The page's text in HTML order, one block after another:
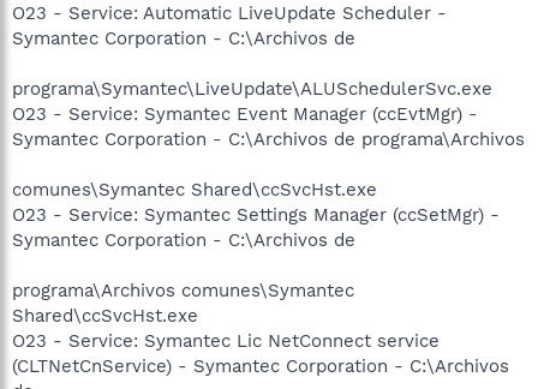
O23 - Service: Automatic LiveUpdate Scheduler -
Symantec Corporation - C:\Archivos de
programa\Symantec\LiveUpdate\ALUSchedulerSvc.exe
O23 - Service: Symantec Event Manager (ccEvtMgr) -
Symantec Corporation - C:\Archivos de programa\Archivos
comunes\Symantec Shared\ccSvcHst.exe
O23 - Service: Symantec Settings Manager (ccSetMgr) -
Symantec Corporation - C:\Archivos de
programa\Archivos comunes\Symantec
Shared\ccSvcHst.exe
O23 - Service: Symantec Lic NetConnect service
(CLTNetCnService) - Symantec Corporation - C:\Archivos